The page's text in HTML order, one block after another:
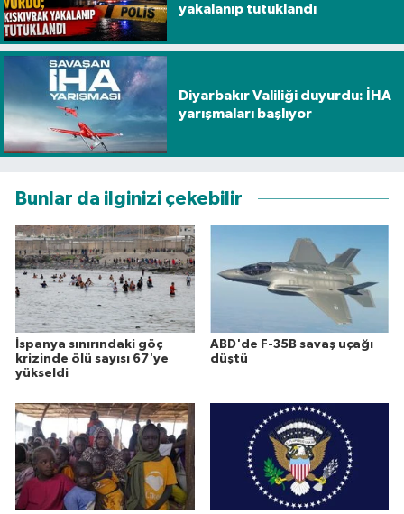
yakalanıp tutuklandı
Diyarbakır Valiliği duyurdu: İHA
yarışmaları başlıyor
Bunlar da ilginizi çekebilir
İspanya sınırındaki göç
krizinde ölü sayısı 67'ye
yükseldi
ABD'de F-35B savaş uçağı
düştü